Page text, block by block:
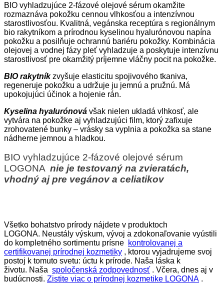
BIO vyhladzujúce 2-fázové olejové sérum okamžite
rozmaznáva pokožku cennou vlhkosťou a intenzívnou
starostlivosťou. Kvalitná, vegánska receptúra ​​s regionálnym
bio rakytníkom a prírodnou kyselinou hyalurónovou napína
pokožku a posilňuje ochrannú bariéru pokožky. Kombinácia
olejovej a vodnej fázy pleť vyhladzuje a poskytuje intenzívnu
starostlivosť pre okamžitý príjemne vláčny pocit na pokožke.
BIO rakytník zvyšuje elasticitu spojivového tkaniva,
regeneruje pokožku a udržuje ju jemnú a pružnú. Má
upokojujúci účinok a hojenie rán.
Kyselina hyalurónová však nielen ukladá vlhkosť, ale
vytvára na pokožke aj vyhladzujúci film, ktorý zafixuje
zrohovatené bunky – vrásky sa vyplnia a pokožka sa stane
nádherne jemnou a hladkou.
BIO vyhladzujúce 2-fázové olejové sérum
LOGONA nie je testovaný na zvieratách,
vhodný aj pre vegánov a celiatikov
Všetko bohatstvo prírody nájdete v produktoch
LOGONA. Neustály výskum, vývoj a zdokonaľovanie vyústili
do kompletného sortimentu prísne kontrolovanej a
certifikovanej prírodnej kozmetiky , ktorou vyjadrujeme svoj
postoj k tomuto svetu: úctu k prírode. Naša láska k
životu. Naša spoločenská zodpovednosť . Včera, dnes aj v
budúcnosti. Zistite viac o prírodnej kozmetike LOGONA .